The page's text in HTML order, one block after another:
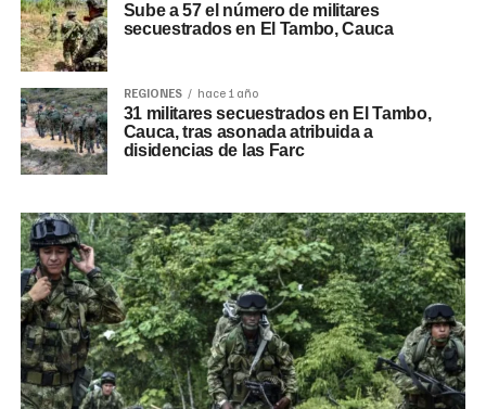
Sube a 57 el número de militares
secuestrados en El Tambo, Cauca
REGIONES hace 1 año
31 militares secuestrados en El Tambo,
Cauca, tras asonada atribuida a
disidencias de las Farc